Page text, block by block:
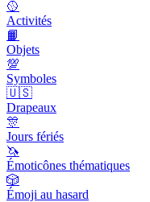
🥎
Activités
📙
Objets
💯
Symboles
🇺🇸
Drapeaux
🎊
Jours fériés
🦄
Émoticônes thématiques
🎲
Émoji au hasard